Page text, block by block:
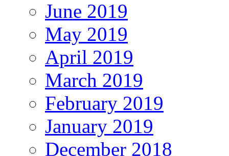
June 2019
May 2019
April 2019
March 2019
February 2019
January 2019
December 2018